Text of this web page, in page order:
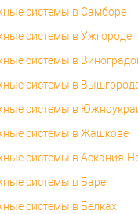
системы в Самборе
системы в Ужгороде
системы в
системы в
системы в
системы в Жашкове
системы в Аскания-
системы в Баре
системы в Белках